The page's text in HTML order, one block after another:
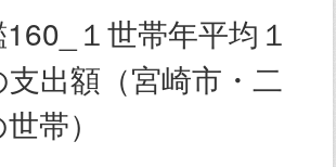
１世帯年平均１
出額（宮崎市・二
帯）